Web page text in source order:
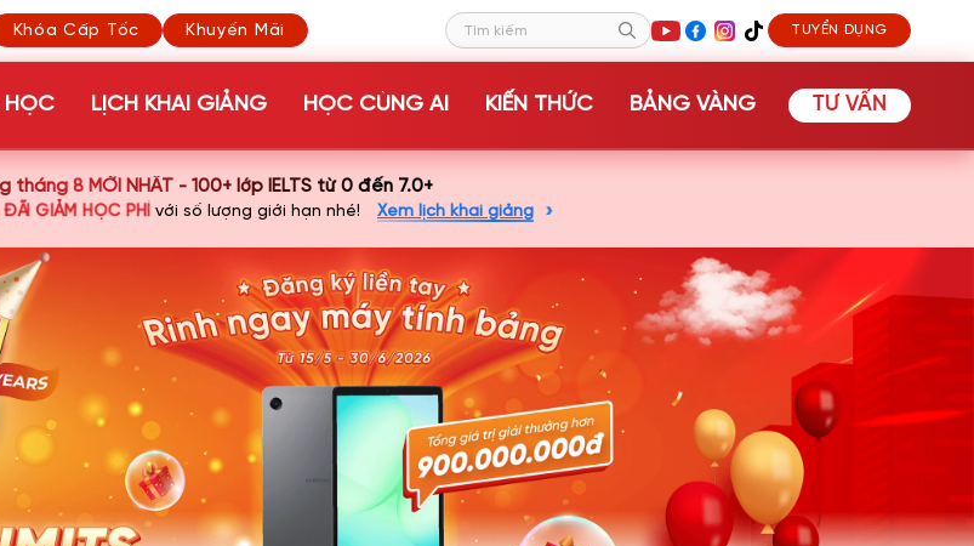
Khóa Cấp Tốc Khuyến Mãi
Tìm kiếm
TUYỂN DỤNG
HỌC LỊCH KHAI GIẢNG HỌC CÙNG AI KIẾN THỨC BẢNG VÀNG TƯ VẤN
tháng 8 MỚI NHẤT - 100+ lớp IELTS từ 0 đến 7.0+
ĐÃI GIẢM HỌC PHÍ với số lượng giới hạn nhé! Xem lịch khai giảng